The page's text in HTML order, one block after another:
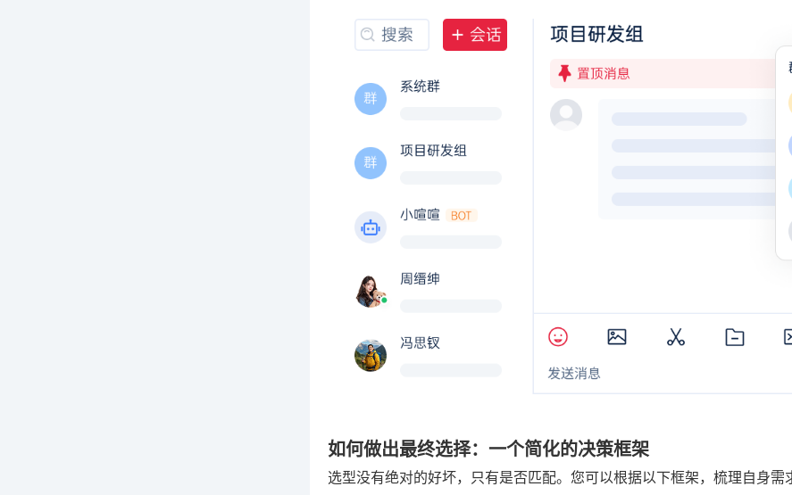
如何做出最终选择：一个简化的决策框架
选型没有绝对的好坏，只有是否匹配。您可以根据以下框架，梳理自身需